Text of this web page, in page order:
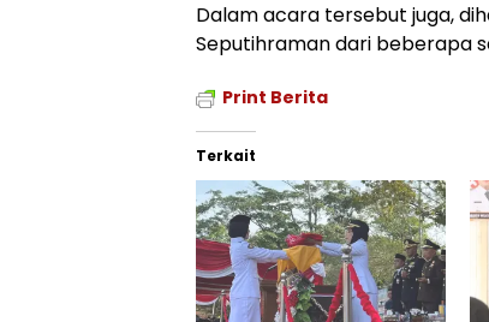
Dalam acara tersebut juga,
Seputihraman dari beberapa
Print Berita
Terkait